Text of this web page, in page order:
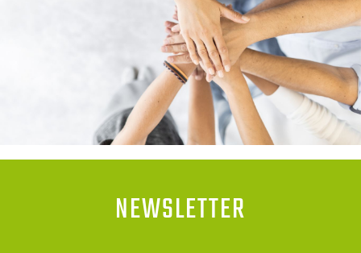
NEWSLETTER